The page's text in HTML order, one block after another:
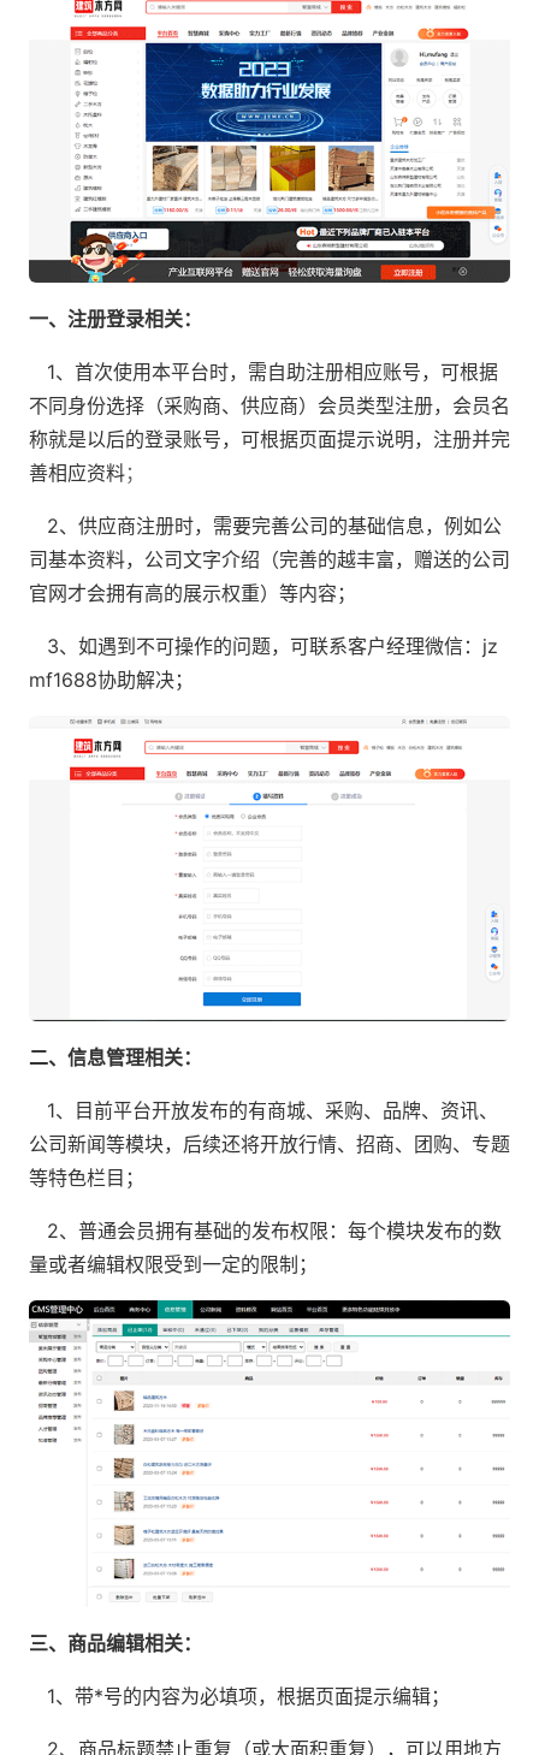
一、注册登录相关：
1、首次使用本平台时，需自助注册相应账号，可根据
不同身份选择（采购商、供应商）会员类型注册，会员名
称就是以后的登录账号，可根据页面提示说明，注册并完
善相应资料；
2、供应商注册时，需要完善公司的基础信息，例如公
司基本资料，公司文字介绍（完善的越丰富，赠送的公司
官网才会拥有高的展示权重）等内容；
3、如遇到不可操作的问题，可联系客户经理微信：jz
mf1688协助解决；
二、信息管理相关：
1、目前平台开放发布的有商城、采购、品牌、资讯、
公司新闻等模块，后续还将开放行情、招商、团购、专题
等特色栏目；
2、普通会员拥有基础的发布权限：每个模块发布的数
量或者编辑权限受到一定的限制；
三、商品编辑相关：
1、带*号的内容为必填项，根据页面提示编辑；
2、商品标题禁止重复（或大面积重复），可以用地方